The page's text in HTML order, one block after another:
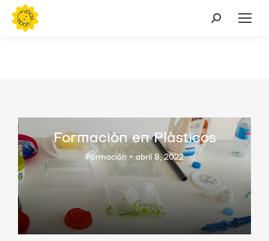
Buscar:
Formación en Plásticos
Formación abril 8, 2022